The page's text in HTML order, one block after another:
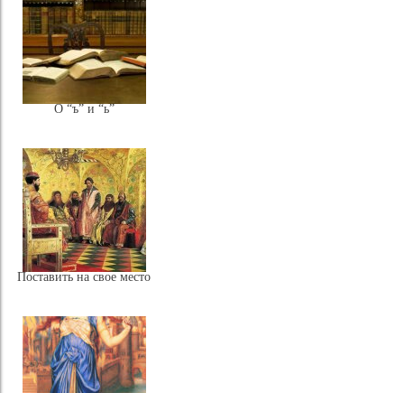
О “ъ” и “ь”
Поставить на свое место